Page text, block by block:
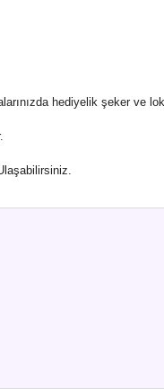
hediyelik şeker ve